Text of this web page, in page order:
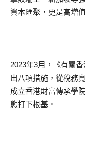
資本匯聚，更是高增
2023年3月，《有關
出八項措施，從稅務
成立香港財富傳承學
態打下根基。